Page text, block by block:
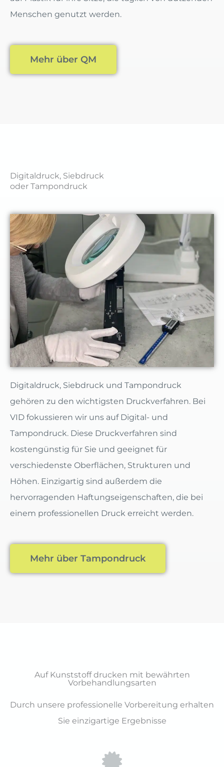
Menschen genutzt werden.
Mehr über QM
Digitaldruck, Siebdruck
oder Tampondruck
Digitaldruck, Siebdruck und Tampondruck
gehören zu den wichtigsten Druckverfahren. Bei
VID fokussieren wir uns auf Digital- und
Tampondruck. Diese Druckverfahren sind
kostengünstig für Sie und geeignet für
verschiedenste Oberflächen, Strukturen und
Höhen. Einzigartig sind außerdem die
hervorragenden Haftungseigenschaften, die bei
einem professionellen Druck erreicht werden.
Mehr über Tampondruck
Auf Kunststoff drucken mit bewährten
Vorbehandlungsarten
Durch unsere professionelle Vorbereitung erhalten
Sie einzigartige Ergebnisse